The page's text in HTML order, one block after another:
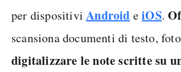
per dispositiviAndroid eiOS.
scansiona documenti di testo,
digitalizzare le note scritte su